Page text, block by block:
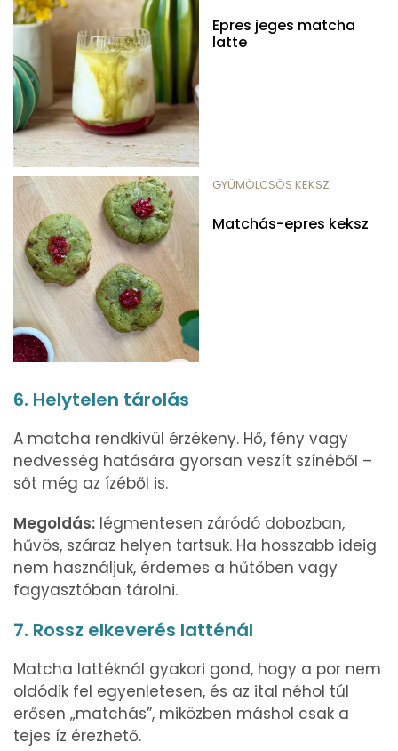
Epres jeges matcha
latte
GYÜMÖLCSÖS KEKSZ
Matchás-epres keksz
6. Helytelen tárolás
A matcha rendkívül érzékeny. Hő, fény vagy
nedvesség hatására gyorsan veszít színéből –
sőt még az ízéből is.
Megoldás: légmentesen záródó dobozban,
hűvös, száraz helyen tartsuk. Ha hosszabb ideig
nem használjuk, érdemes a hűtőben vagy
fagyasztóban tárolni.
7. Rossz elkeverés latténál
Matcha lattéknál gyakori gond, hogy a por nem
oldódik fel egyenletesen, és az ital néhol túl
erősen „matchás”, miközben máshol csak a
tejes íz érezhető.